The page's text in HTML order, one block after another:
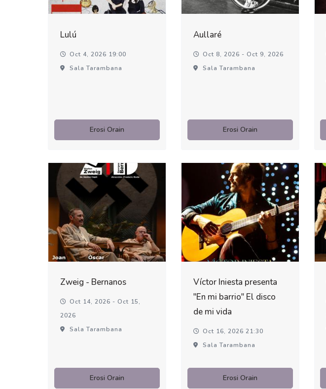
Lulú
Oct 4, 2026 19:00
Sala Tarambana
Erosi Orain
Aullaré
Oct 8, 2026 - Oct 9, 2026
Sala Tarambana
Erosi Orain
Zweig - Bernanos
Oct 14, 2026 - Oct 15,
2026
Sala Tarambana
Erosi Orain
Víctor Iniesta presenta
"En mi barrio" El disco
de mi vida
Oct 16, 2026 21:30
Sala Tarambana
Erosi Orain